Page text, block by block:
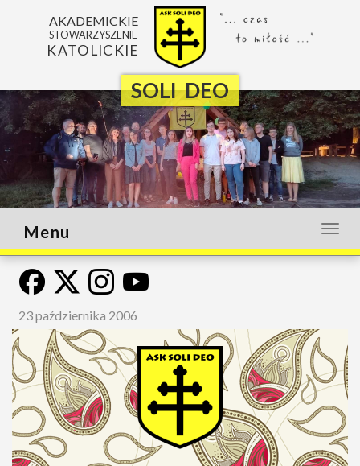
SOLI DEO
AKADEMICKIE
STOWARZYSZENIE
KATOLICKIE
lub
Menu
23 października 2006